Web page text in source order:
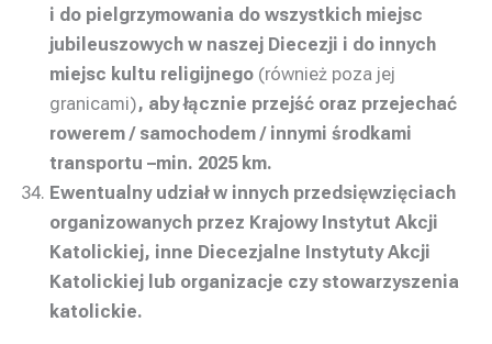
i do pielgrzymowania do wszystkich miejsc
jubileuszowych w naszej Diecezji i do innych
miejsc kultu religijnego (również poza jej
granicami), aby łącznie przejść oraz przejechać
rowerem / samochodem / innymi środkami
transportu –min. 2025 km.
Ewentualny udział w innych przedsięwzięciach
organizowanych przez Krajowy Instytut Akcji
Katolickiej, inne Diecezjalne Instytuty Akcji
Katolickiej lub organizacje czy stowarzyszenia
katolickie.